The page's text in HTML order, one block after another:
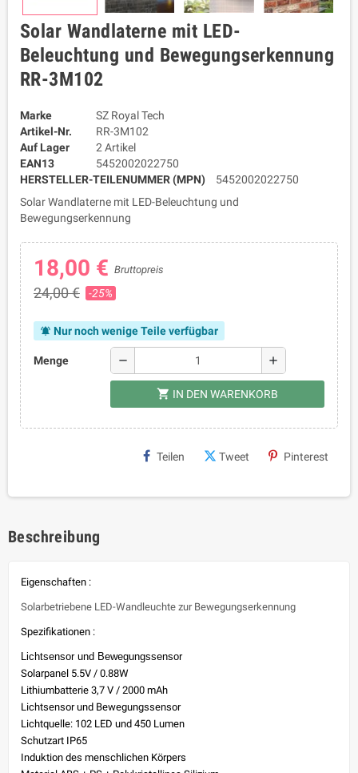
Solar Wandlaterne mit LED-
Beleuchtung und Bewegungserkennung
RR-3M102
Marke
SZ Royal Tech
Artikel-Nr.
RR-3M102
Auf Lager
2 Artikel
EAN13
5452002022750
HERSTELLER-TEILENUMMER (MPN)
5452002022750
Solar Wandlaterne mit LED-Beleuchtung und
Bewegungserkennung
18,00 € Bruttopreis
24,00 € -25%
notifications_active Nur noch wenige Teile verfügbar
Menge remove add
shopping_cart IN DEN WARENKORB
Teilen Tweet Pinterest
Beschreibung
Eigenschaften :
Solarbetriebene LED-Wandleuchte zur Bewegungserkennung
Spezifikationen :
Lichtsensor und Bewegungssensor
Solarpanel 5.5V / 0.88W
Lithiumbatterie 3,7 V / 2000 mAh
Lichtsensor und Bewegungssensor
Lichtquelle: 102 LED und 450 Lumen
Schutzart IP65
Induktion des menschlichen Körpers